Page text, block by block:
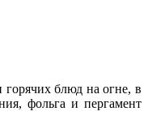
блюд на огне, в
фольга и пергамент